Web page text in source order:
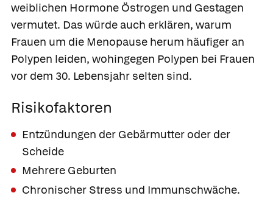
weiblichen Hormone Östrogen und Gestagen
vermutet. Das würde auch erklären, warum
Frauen um die Menopause herum häufiger an
Polypen leiden, wohingegen Polypen bei Frauen
vor dem 30. Lebensjahr selten sind.
Risikofaktoren
Entzündungen der Gebärmutter oder der
Scheide
Mehrere Geburten
Chronischer Stress und Immunschwäche.